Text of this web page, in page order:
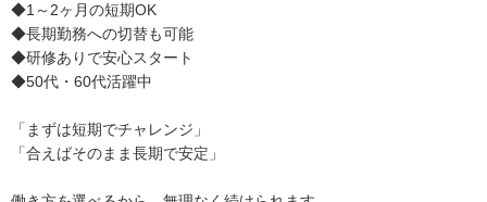
◆1～2ヶ月の短期OK
◆長期勤務への切替も可能
◆研修ありで安心スタート
◆50代・60代活躍中
「まずは短期でチャレンジ」
「合えばそのまま長期で安定」